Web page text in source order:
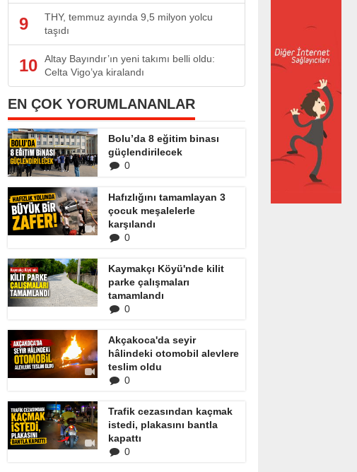
9
THY, temmuz ayında 9,5 milyon yolcu
taşıdı
10
Altay Bayındır’ın yeni takımı belli oldu:
Celta Vigo’ya kiralandı
EN ÇOK YORUMLANANLAR
Bolu’da 8 eğitim binası
güçlendirilecek
0
Hafızlığını tamamlayan 3
çocuk meşalelerle
karşılandı
0
Kaymakçı Köyü'nde kilit
parke çalışmaları
tamamlandı
0
Akçakoca'da seyir
hâlindeki otomobil alevlere
teslim oldu
0
Trafik cezasından kaçmak
istedi, plakasını bantla
kapattı
0